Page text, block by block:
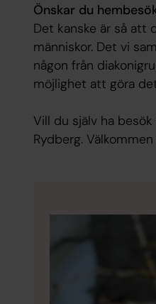
Önskar du
Det kanske är så att
människor. Det vi
någon från
möjlighet att göra
Vill du själv ha
Rydberg.